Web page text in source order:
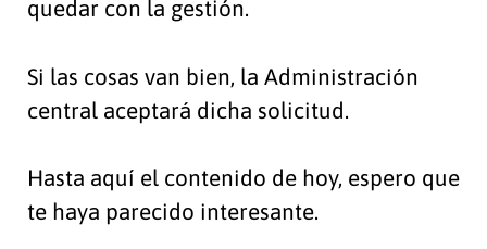
quedar con la gestión.
Si las cosas van bien, la Administración
central aceptará dicha solicitud.
Hasta aquí el contenido de hoy, espero que
te haya parecido interesante.